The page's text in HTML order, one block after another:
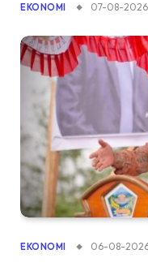
EKONOMI 07-08-
EKONOMI 06-08-